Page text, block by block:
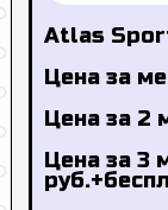
Atlas
Цена за
Цена за 2
Цена за 3